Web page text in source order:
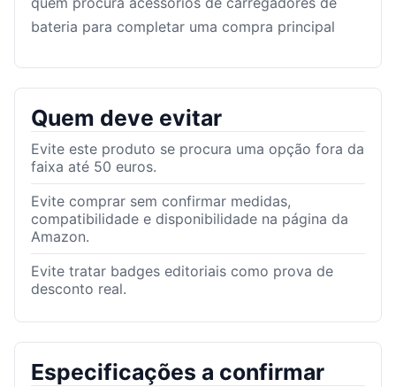
bateria para completar uma compra principal
Quem deve evitar
Evite este produto se procura uma opção fora da
faixa até 50 euros.
Evite comprar sem confirmar medidas,
compatibilidade e disponibilidade na página da
Amazon.
Evite tratar badges editoriais como prova de
desconto real.
Especificações a confirmar